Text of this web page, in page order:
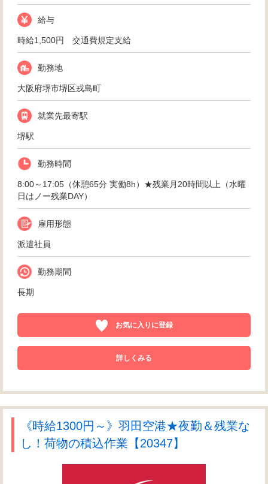
給与
時給1,500円 交通費規定支給
勤務地
大阪府堺市堺区戎島町
就業先最寄駅
堺駅
勤務時間
8:00～17:05（休憩65分 実働8h）★残業月20時間以上（水曜
日はノー残業DAY）
雇用形態
派遣社員
勤務期間
長期
お気に入りに登録
詳しくみる
《時給1300円～》羽田空港★夜勤＆残業な
し！荷物の積込作業【20347】